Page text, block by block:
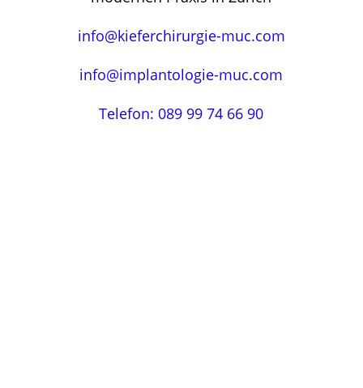
info@kieferchirurgie-muc.com
info@implantologie-muc.com
Telefon: 089 99 74 66 90